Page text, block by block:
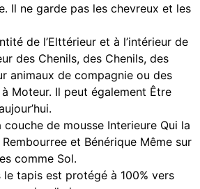
Il ne garde pas les chevreux et les
de l’Elttérieur et à l’intérieur de
des Chenils, des Chenils, des
animaux de compagnie ou des
Moteur. Il peut également Être
de mousse Interieure Qui la
et Bénérique Même sur
comme Sol.
le tapis est protégé à 100% vers